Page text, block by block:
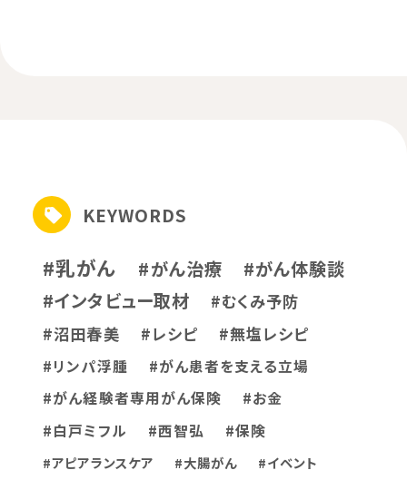
KEYWORDS
#乳がん #がん治療
#がん体験談
#インタビュー取材
#むくみ予防
#沼田春美
#レシピ #無塩レシピ
#リンパ浮腫
#がん患者を支える立場
#がん経験者専用がん保険
#お金
#白戸ミフル
#西智弘 #保険
#アピアランスケア #大腸がん
#イベント